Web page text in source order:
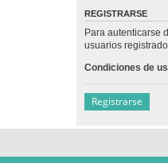
REGISTRARSE
Para autenticarse
usuarios
Condiciones de
Registrarse